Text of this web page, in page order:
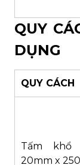
QUY
DỤNG
QUY CÁCH
Tấm khổ
20mm x